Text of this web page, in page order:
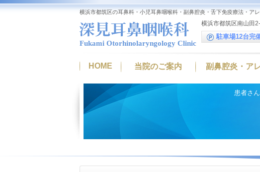
横浜市都筑区の耳鼻科・小児耳鼻咽喉科・副鼻腔炎・舌下免疫療法・ア
Fukami Otorhinolaryngology Clinic
横浜市都筑区南山田
駐車場12台完
HOME 当院のご案内 副鼻腔炎・ア
患者さ